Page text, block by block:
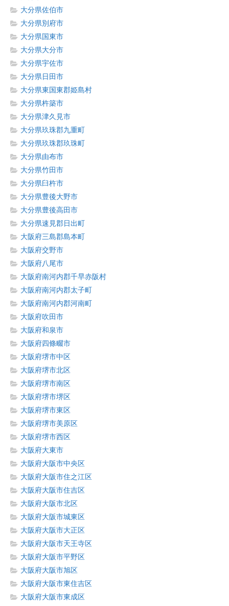
大分県佐伯市
大分県別府市
大分県国東市
大分県大分市
大分県宇佐市
大分県日田市
大分県東国東郡姫島村
大分県杵築市
大分県津久見市
大分県玖珠郡九重町
大分県玖珠郡玖珠町
大分県由布市
大分県竹田市
大分県臼杵市
大分県豊後大野市
大分県豊後高田市
大分県速見郡日出町
大阪府三島郡島本町
大阪府交野市
大阪府八尾市
大阪府南河内郡千早赤阪村
大阪府南河内郡太子町
大阪府南河内郡河南町
大阪府吹田市
大阪府和泉市
大阪府四條畷市
大阪府堺市中区
大阪府堺市北区
大阪府堺市南区
大阪府堺市堺区
大阪府堺市東区
大阪府堺市美原区
大阪府堺市西区
大阪府大東市
大阪府大阪市中央区
大阪府大阪市住之江区
大阪府大阪市住吉区
大阪府大阪市北区
大阪府大阪市城東区
大阪府大阪市大正区
大阪府大阪市天王寺区
大阪府大阪市平野区
大阪府大阪市旭区
大阪府大阪市東住吉区
大阪府大阪市東成区